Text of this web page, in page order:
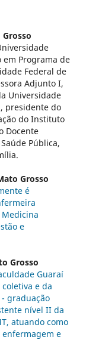
em Programa de
Federal de
Adjunto I,
Universidade
presidente do
do Instituto
Docente
Pública,
Grosso
é
Medicina
e
Grosso
Guaraí
coletiva e da
graduação
nível II da
atuando como
e